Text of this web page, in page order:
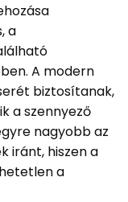
a
A modern
biztosítanak,
a szennyező
nagyobb az
iránt, hiszen a
a